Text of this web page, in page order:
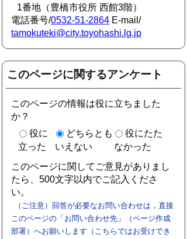
1番地（豊橋市役所 西館3階）
電話番号/0532-51-2864 E-mail/
tamokuteki@city.toyohashi.lg.jp
このページに関するアンケート
このページの情報は役に立ちました
か？
役に
立った
どちらとも
いえない
役にたた
なかった
このページに関してご意見がありまし
たら、500文字以内でご記入くださ
い。
（ご注意）回答が必要なお問い合わせは，直接
このページの「お問い合わせ先」（ページ作成
部署）へお願いします（こちらではお受けでき